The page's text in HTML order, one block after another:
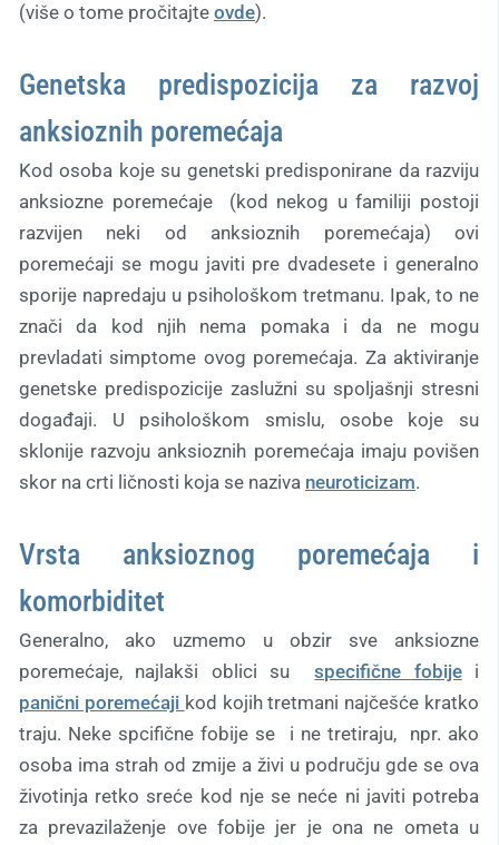
(više o tome pročitajte ovde).
Genetska predispozicija za razvoj
anksioznih poremećaja
Kod osoba koje su genetski predisponirane da razviju
anksiozne poremećaje (kod nekog u familiji postoji
razvijen neki od anksioznih poremećaja) ovi
poremećaji se mogu javiti pre dvadesete i generalno
sporije napredaju u psihološkom tretmanu. Ipak, to ne
znači da kod njih nema pomaka i da ne mogu
prevladati simptome ovog poremećaja. Za aktiviranje
genetske predispozicije zaslužni su spoljašnji stresni
događaji. U psihološkom smislu, osobe koje su
sklonije razvoju anksioznih poremećaja imaju povišen
skor na crti ličnosti koja se naziva neuroticizam.
Vrsta anksioznog poremećaja i
komorbiditet
Generalno, ako uzmemo u obzir sve anksiozne
poremećaje, najlakši oblici suspecifične fobijei
panični poremećaji kod kojih tretmani najčešće kratko
traju. Neke spcifične fobije se i ne tretiraju, npr. ako
osoba ima strah od zmije a živi u području gde se ova
životinja retko sreće kod nje se neće ni javiti potreba
za prevazilaženje ove fobije jer je ona ne ometa u